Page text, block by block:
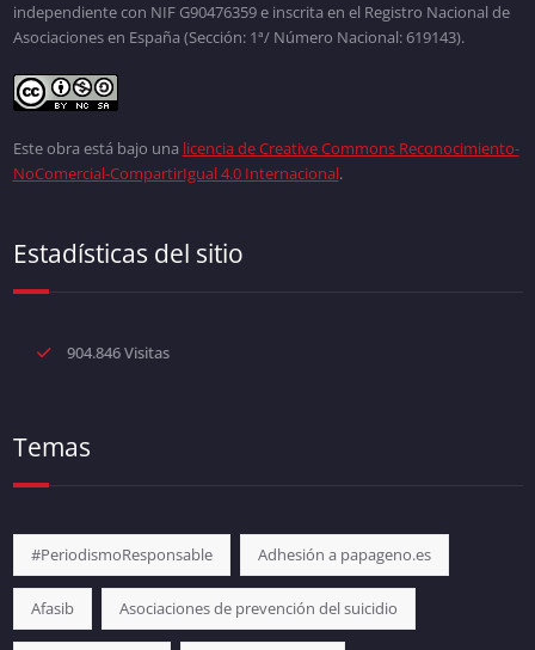
independiente con NIF G90476359 e inscrita en el Registro Nacional de
Asociaciones en España (Sección: 1ª/ Número Nacional: 619143).
Este obra está bajo una licencia de Creative Commons Reconocimiento-
NoComercial-CompartirIgual 4.0 Internacional.
Estadísticas del sitio
904.846 Visitas
Temas
#PeriodismoResponsable Adhesión a papageno.es
Afasib Asociaciones de prevención del suicidio